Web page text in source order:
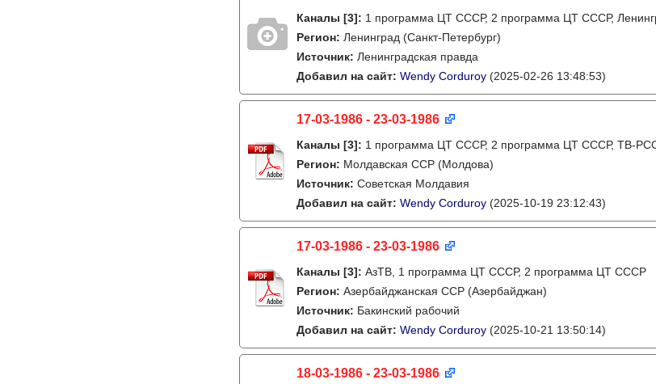
Каналы [3]: 1 программа ЦТ СССР, 2 программа ЦТ СССР,
Регион: Ленинград (Санкт-Петербург)
Источник: Ленинградская правда
Добавил на сайт: Wendy Corduroy (2025-02-26 13:48:53)
17-03-1986 - 23-03-1986
Каналы [3]: 1 программа ЦТ СССР, 2 программа ЦТ СССР, ТВ-
Регион: Молдавская ССР (Молдова)
Источник: Советская Молдавия
Добавил на сайт: Wendy Corduroy (2025-10-19 23:12:43)
17-03-1986 - 23-03-1986
Каналы [3]: АзТВ, 1 программа ЦТ СССР, 2 программа ЦТ СССР
Регион: Азербайджанская ССР (Азербайджан)
Источник: Бакинский рабочий
Добавил на сайт: Wendy Corduroy (2025-10-21 13:50:14)
18-03-1986 - 23-03-1986